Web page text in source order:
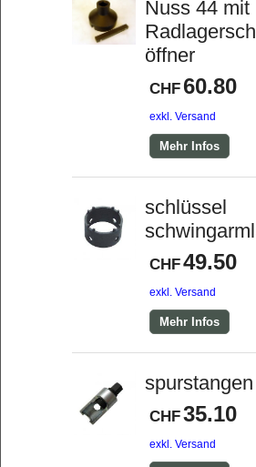
Nuss 44 mit
öffner
CHF60.80
exkl. Versand
Mehr Infos
schlüssel
CHF49.50
exkl. Versand
Mehr Infos
CHF35.10
exkl. Versand